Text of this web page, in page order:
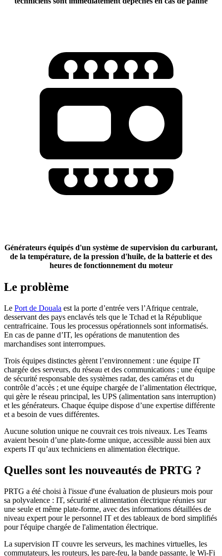
Générateurs équipés d'un système de supervision du carburant,
de la température, de la pression d'huile, de la batterie et des
heures de fonctionnement du moteur
Le problème
Le Port de Douala est la porte d’entrée vers l’Afrique centrale,
desservant des pays enclavés tels que le Tchad et la République
centrafricaine. Tous les processus opérationnels sont informatisés.
En cas de panne d’IT, les opérations de manutention des
marchandises sont interrompues.
Trois équipes distinctes gèrent l’environnement : une équipe IT
chargée des serveurs, du réseau et des communications ; une équipe
de sécurité responsable des systèmes radar, des caméras et du
contrôle d’accès ; et une équipe chargée de l’alimentation électrique,
qui gère le réseau principal, les UPS (alimentation sans interruption)
et les générateurs. Chaque équipe dispose d’une expertise différente
et a besoin de vues différentes.
Aucune solution unique ne couvrait ces trois niveaux. Les Teams
avaient besoin d’une plate-forme unique, accessible aussi bien aux
experts IT qu’aux techniciens en alimentation électrique.
Quelles sont les nouveautés de PRTG ?
PRTG a été choisi à l'issue d'une évaluation de plusieurs mois pour
sa polyvalence : IT, sécurité et alimentation électrique réunies sur
une seule et même plate-forme, avec des informations détaillées de
niveau expert pour le personnel IT et des tableaux de bord simplifiés
pour l'équipe chargée de l'alimentation électrique.
La supervision IT couvre les serveurs, les machines virtuelles, les
commutateurs, les routeurs, les pare-feu, la bande passante, le Wi-Fi